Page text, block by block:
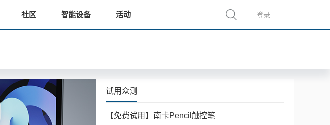
社区 智能设备 活动 登录
试用众测
【免费试用】南卡Pencil触控笔